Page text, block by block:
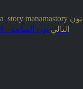
manamastory نون
التالي نون المنامة –